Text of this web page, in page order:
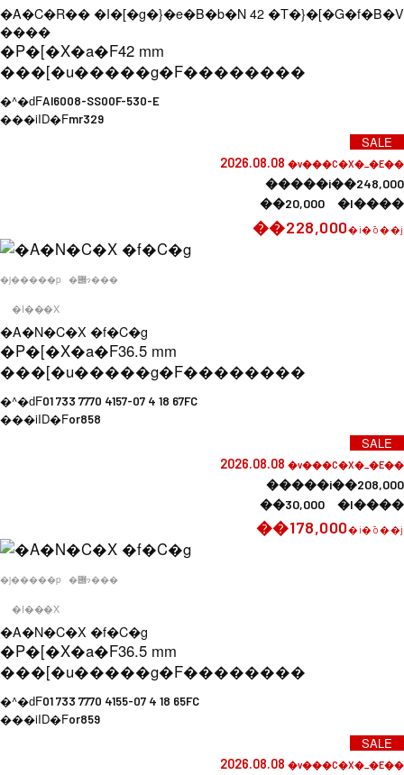
�A�C�R�� �I�[�g�}�e�B�b�N 42 �T�}�[�G�f�B�V
����
�P�[�X�a�F42 mm
���[�u�����g�F��������
�^�ԁFAI6008-SS00F-530-E
���iID�Fmr329
SALE
2026.08.08 �v���C�X�_�E��
�����i��248,000
��20,000 �l����
��228,000�i�ō��j
�j�����p �݌ɂ���
�I���X
�A�N�C�X �f�C�g
�P�[�X�a�F36.5 mm
���[�u�����g�F��������
�^�ԁF01 733 7770 4157-07 4 18 67FC
���iID�For858
SALE
2026.08.08 �v���C�X�_�E��
�����i��208,000
��30,000 �l����
��178,000�i�ō��j
�j�����p �݌ɂ���
�I���X
�A�N�C�X �f�C�g
�P�[�X�a�F36.5 mm
���[�u�����g�F��������
�^�ԁF01 733 7770 4155-07 4 18 65FC
���iID�For859
SALE
2026.08.08 �v���C�X�_�E��